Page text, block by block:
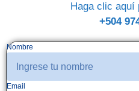
Haga clic aquí
+504
Nombre
Email